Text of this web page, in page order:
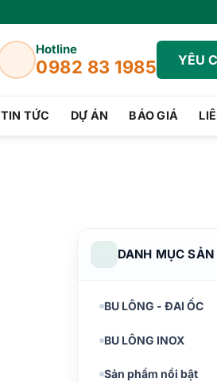
Hotline
0982 83 1985 YÊU
TIN TỨC DỰ ÁN BÁO GIÁ
DANH MỤC SẢN
BU LÔNG - ĐAI ỐC
BU LÔNG INOX
Sản phẩm nổi bật